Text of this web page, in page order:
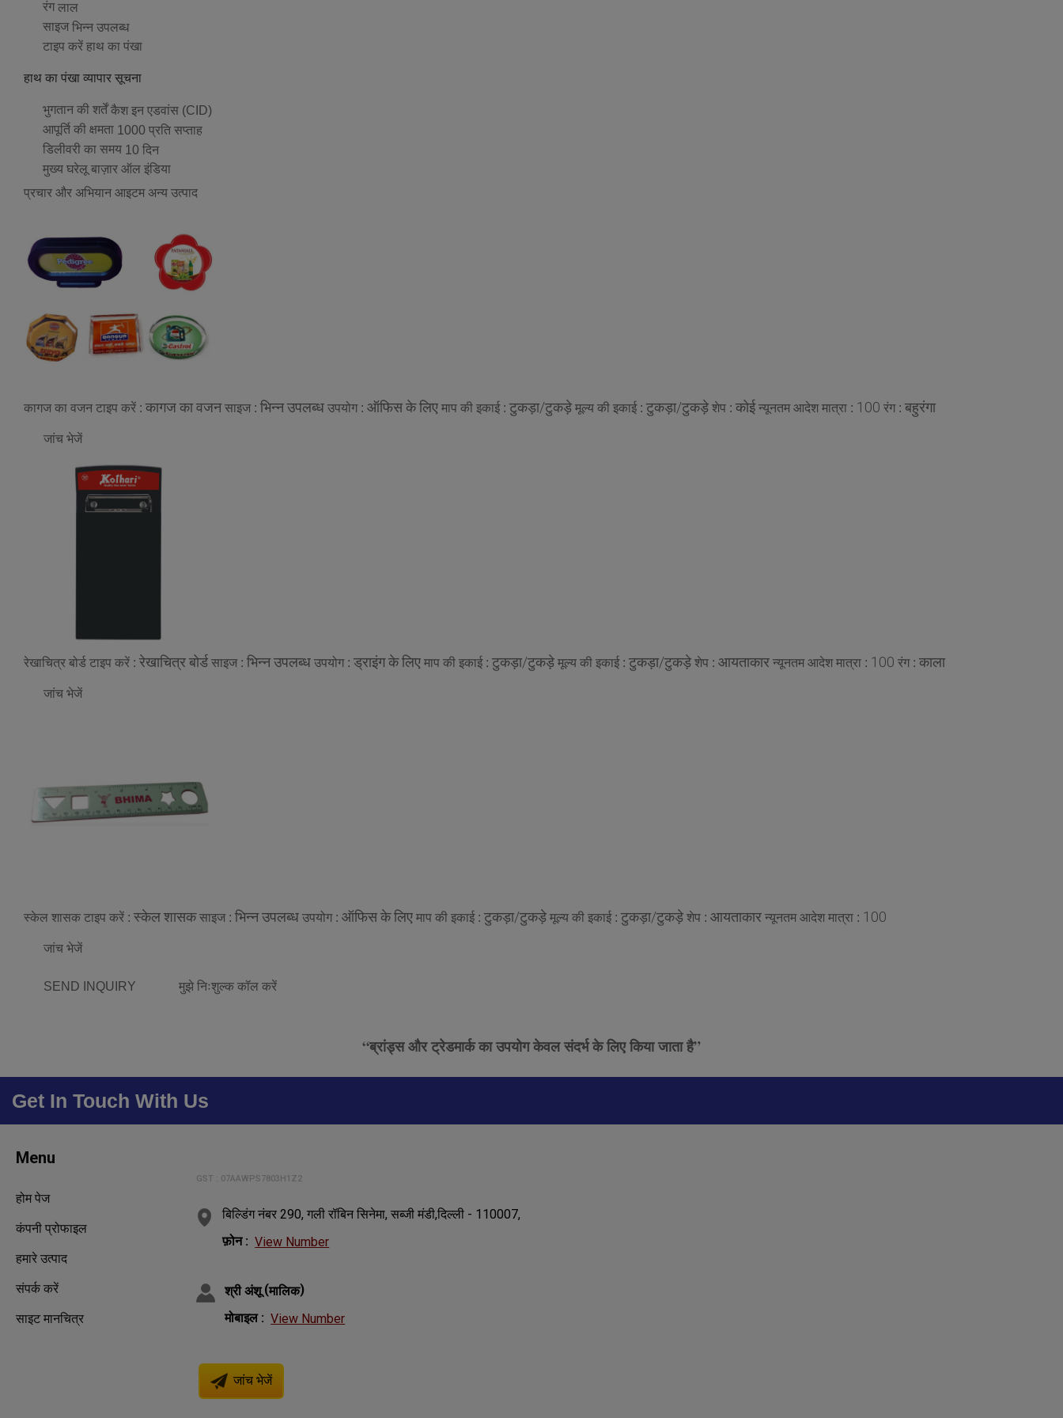
रंग लाल
साइज भिन्न उपलब्ध
टाइप करें हाथ का पंखा
हाथ का पंखा व्यापार सूचना
भुगतान की शर्तें कैश इन एडवांस (CID)
आपूर्ति की क्षमता 1000 प्रति सप्ताह
डिलीवरी का समय 10 दिन
मुख्य घरेलू बाज़ार ऑल इंडिया
प्रचार और अभियान आइटम अन्य उत्पाद
कागज का वजन टाइप करें : कागज का वजन साइज : भिन्न उपलब्ध उपयोग : ऑफिस के लिए माप की इकाई : टुकड़ा/टुकड़े मूल्य की इकाई : टुकड़ा/टुकड़े शेप : कोई न्यूनतम आदेश मात्रा : 100 रंग : बहुरंगा
जांच भेजें
रेखाचित्र बोर्ड टाइप करें : रेखाचित्र बोर्ड साइज : भिन्न उपलब्ध उपयोग : ड्राइंग के लिए माप की इकाई : टुकड़ा/टुकड़े मूल्य की इकाई : टुकड़ा/टुकड़े शेप : आयताकार न्यूनतम आदेश मात्रा : 100 रंग : काला
जांच भेजें
स्केल शासक टाइप करें : स्केल शासक साइज : भिन्न उपलब्ध उपयोग : ऑफिस के लिए माप की इकाई : टुकड़ा/टुकड़े मूल्य की इकाई : टुकड़ा/टुकड़े शेप : आयताकार न्यूनतम आदेश मात्रा : 100
जांच भेजें
SEND INQUIRY मुझे निःशुल्क कॉल करें
“ब्रांड्स और ट्रेडमार्क का उपयोग केवल संदर्भ के लिए किया जाता है”
Get In Touch With Us
Menu
होम पेज
कंपनी प्रोफाइल
हमारे उत्पाद
संपर्क करें
साइट मानचित्र
GST : 07AAWPS7803H1Z2
बिल्डिंग नंबर 290, गली रॉबिन सिनेमा, सब्जी मंडी,दिल्ली - 110007,
फ़ोन : View Number
श्री अंशू(मालिक)
मोबाइल : View Number
जांच भेजें